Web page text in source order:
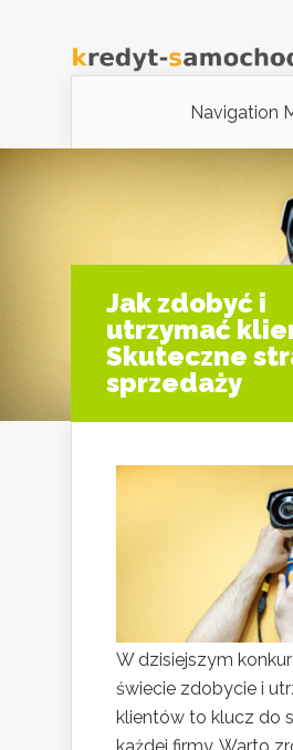
Navigation
Jak zdobyć i
utrzymać
Skuteczne
sprzedaży
W dzisiejszym
świecie zdobycie i
klientów to klucz do